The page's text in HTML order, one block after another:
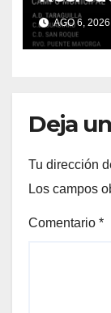
CD
del IV
AGO 6, 2026
Deja
Tu dirección
Los campos
Comentario *